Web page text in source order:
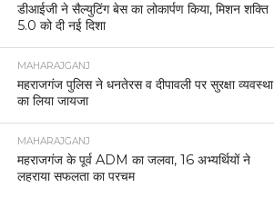
डीआईजी ने सैल्युटिंग बेस का लोकार्पण किया, मिशन शक्ति
5.0 को दी नई दिशा
MAHARAJGANJ
महराजगंज पुलिस ने धनतेरस व दीपावली पर सुरक्षा व्यवस्था
का लिया जायजा
MAHARAJGANJ
महराजगंज के पूर्व ADM का जलवा, 16 अभ्यर्थियों ने
लहराया सफलता का परचम